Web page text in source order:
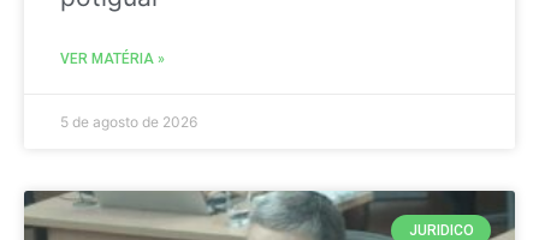
VER MATÉRIA »
5 de agosto de 2026
JURIDICO